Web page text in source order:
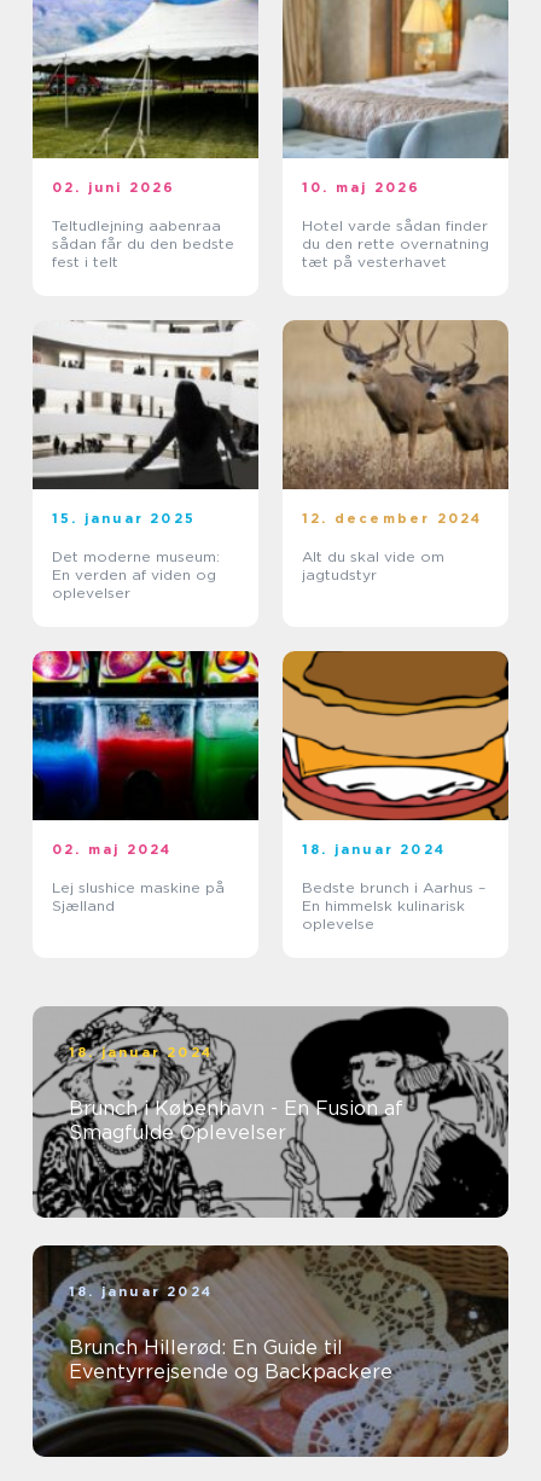
02. juni 2026
Teltudlejning aabenraa
sådan får du den bedste
fest i telt
10. maj 2026
Hotel varde sådan finder
du den rette overnatning
tæt på vesterhavet
15. januar 2025
Det moderne museum:
En verden af viden og
oplevelser
12. december 2024
Alt du skal vide om
jagtudstyr
02. maj 2024
Lej slushice maskine på
Sjælland
18. januar 2024
Bedste brunch i Aarhus –
En himmelsk kulinarisk
oplevelse
18. januar 2024
Brunch i København - En Fusion af
Smagfulde Oplevelser
18. januar 2024
Brunch Hillerød: En Guide til
Eventyrrejsende og Backpackere